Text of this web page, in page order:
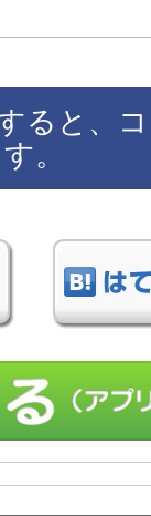
ると、
。